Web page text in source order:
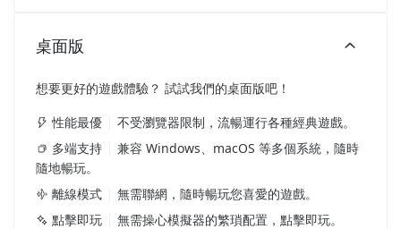
桌面版
想要更好的遊戲體驗？ 試試我們的桌面版吧！
性能最優
不受瀏覽器限制，流暢運行各種經典遊戲。
多端支持
兼容 Windows、macOS 等多個系統，隨時
隨地暢玩。
離線模式
無需聯網，隨時暢玩您喜愛的遊戲。
點擊即玩
無需操心模擬器的繁瑣配置，點擊即玩。